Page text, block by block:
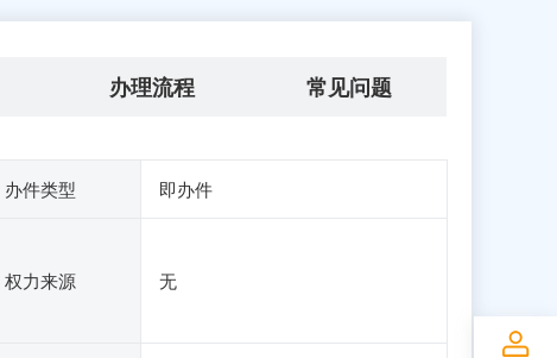
办理流程 常见问题
办件类型 即办件
权力来源 无